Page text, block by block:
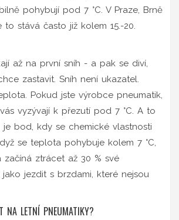
pohybují pod 7 °C. V Praze, Brně
to stává často již kolem 15.-20.
až na první sníh - a pak se diví,
zastavit. Sníh není ukazatel.
Pokud jste výrobce pneumatik,
vyzývají k přezutí pod 7 °C. A to
je bod, kdy se chemické vlastnosti
se teplota pohybuje kolem 7 °C,
začíná ztrácet až 30 % své
jako jezdit s brzdami, které nejsou
NA LETNÍ PNEUMATIKY?